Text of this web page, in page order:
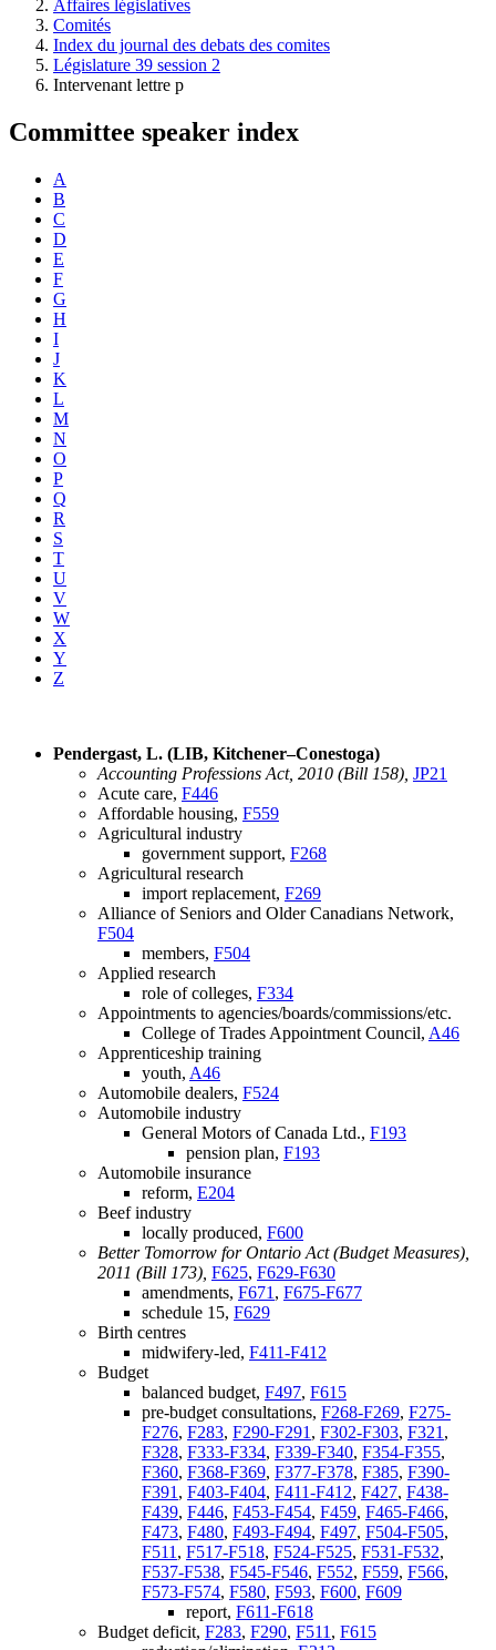
Affaires législatives
Comités
Index du journal des debats des comites
Législature 39 session 2
Intervenant lettre p
Committee speaker index
A
B
C
D
E
F
G
H
I
J
K
L
M
N
O
P
Q
R
S
T
U
V
W
X
Y
Z
Pendergast, L. (LIB, Kitchener–Conestoga)
Accounting Professions Act, 2010 (Bill 158), JP21
Acute care, F446
Affordable housing, F559
Agricultural industry
government support, F268
Agricultural research
import replacement, F269
Alliance of Seniors and Older Canadians Network,
F504
members, F504
Applied research
role of colleges, F334
Appointments to agencies/boards/commissions/etc.
College of Trades Appointment Council, A46
Apprenticeship training
youth, A46
Automobile dealers, F524
Automobile industry
General Motors of Canada Ltd., F193
pension plan, F193
Automobile insurance
reform, E204
Beef industry
locally produced, F600
Better Tomorrow for Ontario Act (Budget Measures),
2011 (Bill 173), F625, F629-F630
amendments, F671 , F675-F677
schedule 15, F629
Birth centres
midwifery-led, F411-F412
Budget
balanced budget, F497, F615
pre-budget consultations, F268-F269, F275-
F276, F283, F290-F291 , F302-F303, F321 ,
F328, F333-F334, F339-F340, F354-F355,
F360, F368-F369, F377-F378, F385, F390-
F391 , F403-F404, F411-F412, F427, F438-
F439, F446, F453-F454, F459, F465-F466,
F473, F480, F493-F494, F497, F504-F505,
F511 , F517-F518, F524-F525, F531-F532,
F537-F538, F545-F546, F552, F559, F566,
F573-F574, F580, F593, F600, F609
report, F611-F618
Budget deficit, F283, F290, F511 , F615